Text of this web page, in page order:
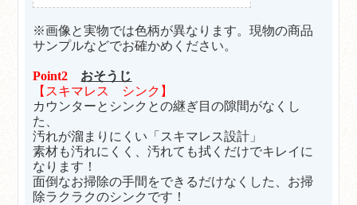
※画像と実物では色柄が異なります。現物の商品
サンプルなどでお確かめください。
Point2
おそうじ
【スキマレス シンク】
カウンターとシンクとの継ぎ目の隙間がなくし
た、
汚れが溜まりにくい「スキマレス設計」
素材も汚れにくく、汚れても拭くだけでキレイに
なります！
面倒なお掃除の手間をできるだけなくした、お掃
除ラクラクのシンクです！